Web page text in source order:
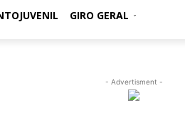
GIRO GERAL
- Advertisment -